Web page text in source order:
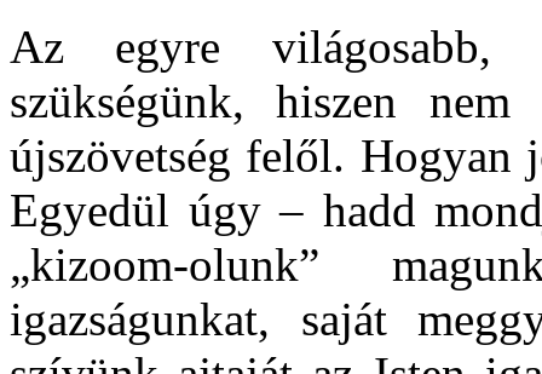
Az egyre világosabb,
szükségünk, hiszen
újszövetség felől. Hogyan
Egyedül úgy – hadd
„kizoom-olunk”
igazságunkat, saját